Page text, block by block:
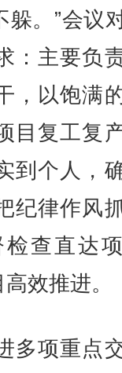
躲。”会议
：主要负
，以饱满
目复工复
到个人，
纪律作风
查直达
效推进。
项重点